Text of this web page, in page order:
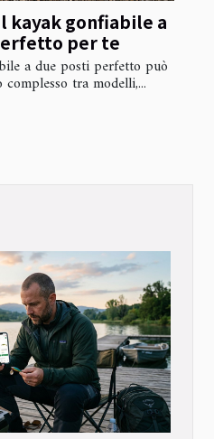
kayak gonfiabile a
per te
a due posti perfetto può
tra modelli,...